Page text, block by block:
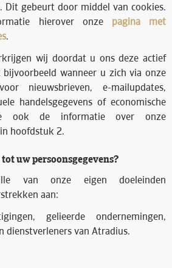
Dit gebeurt door middel van cookies.
hierover onze pagina met
.
wij doordat u ons deze actief
wanneer u zich via onze
nieuwsbrieven, e-mailupdates,
handelsgegevens of economische
ook de informatie over onze
hoofdstuk 2.
uw persoonsgegevens?
van onze eigen doeleinden
aan:
gelieerde ondernemingen,
dienstverleners van Atradius.